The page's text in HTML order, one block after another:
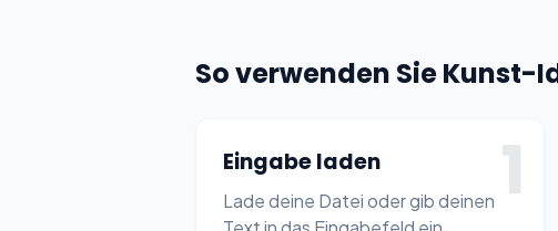
So verwenden Sie Kunst-
1
Eingabe laden
Lade deine Datei oder gib deinen